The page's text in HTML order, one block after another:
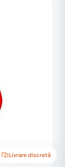
Livrare discretă